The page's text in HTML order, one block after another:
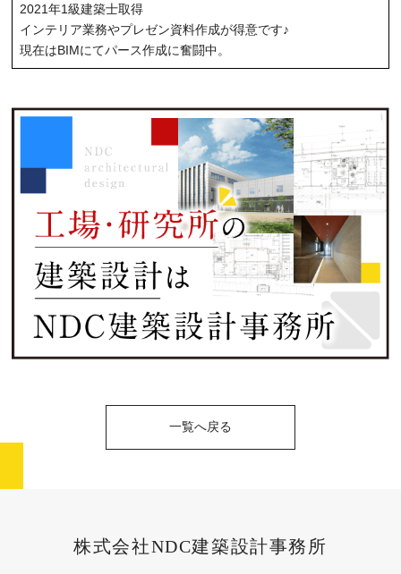
2021年1級建築士取得
インテリア業務やプレゼン資料作成が得意です♪
現在はBIMにてパース作成に奮闘中。
一覧へ戻る
株式会社NDC建築設計事務所